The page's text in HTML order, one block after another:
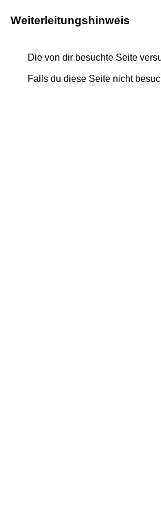
Weiterleitungshinweis
Die von dir besuchte Seite
Falls du diese Seite nicht